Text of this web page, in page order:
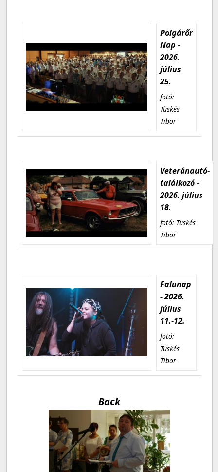
Polgárőr
Nap -
2026.
július
25.
fotó:
Tüskés
Tibor
Veteránautó-
találkozó -
2026. július
18.
fotó: Tüskés
Tibor
Falunap
- 2026.
július
11.-12.
fotó:
Tüskés
Tibor
Back